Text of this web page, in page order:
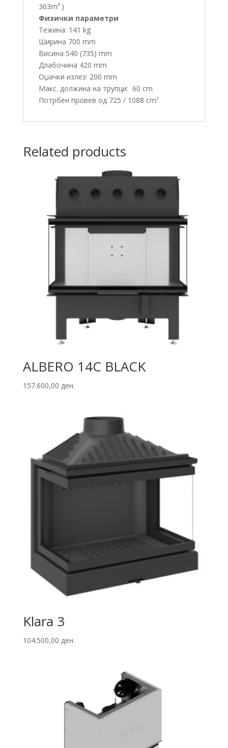
363m³ )
Физички параметри
Тежина: 141 kg
Ширина 700 mm
Висина 540 (735) mm
Длабочина 420 mm
Оџачки излез: 200 mm
Макс. должина на трупци: 60 cm
Потрбен провев од 725 / 1088 cm²
Related products
ALBERO 14C BLACK
157.600,00 ден.
Klara 3
104.500,00 ден.